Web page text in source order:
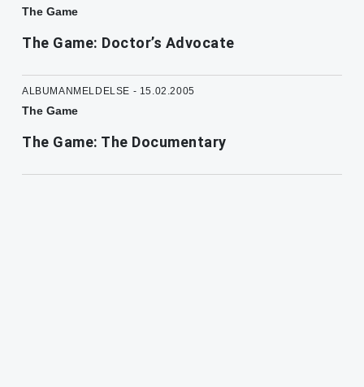
The Game
The Game: Doctor’s Advocate
ALBUMANMELDELSE - 15.02.2005
The Game
The Game: The Documentary